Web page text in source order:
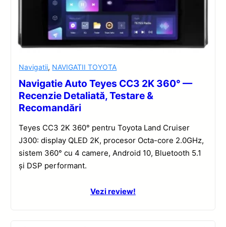
Navigatii, NAVIGATII TOYOTA
Navigatie Auto Teyes CC3 2K 360° —
Recenzie Detaliată, Testare &
Recomandări
Teyes CC3 2K 360° pentru Toyota Land Cruiser
J300: display QLED 2K, procesor Octa-core 2.0GHz,
sistem 360° cu 4 camere, Android 10, Bluetooth 5.1
și DSP performant.
Vezi review!